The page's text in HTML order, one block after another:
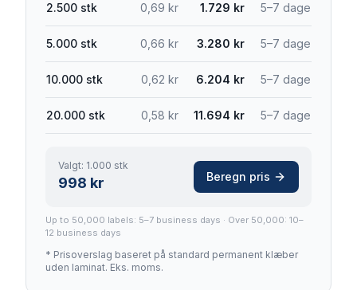
2.500 stk 0,69 kr 1.729 kr 5–7 dage
5.000 stk 0,66 kr 3.280 kr 5–7 dage
10.000 stk 0,62 kr 6.204 kr 5–7 dage
20.000 stk 0,58 kr 11.694 kr 5–7 dage
Valgt: 1.000 stk
998 kr Beregn pris
Up to 50,000 labels: 5–7 business days · Over 50,000: 10–
12 business days
* Prisoverslag baseret på standard permanent klæber
uden laminat. Eks. moms.